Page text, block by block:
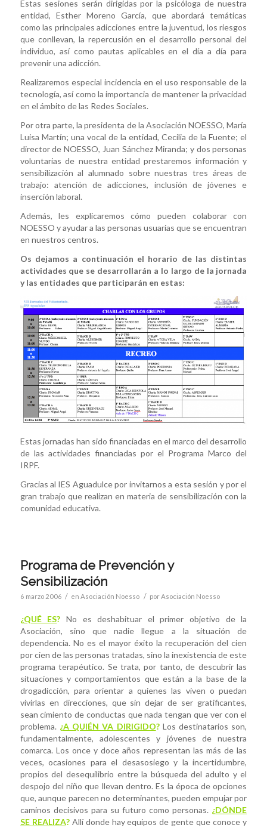
Estas sesiones serán dirigidas por la psicóloga de nuestra
entidad, Esther Moreno García, que abordará temáticas
como las principales adicciones entre la juventud, los riesgos
que conllevan, la repercusión en el desarrollo personal del
individuo, así como pautas aplicables en el día a día para
prevenir una adicción.
Realizaremos especial incidencia en el uso responsable de la
tecnología, así como la importancia de mantener la privacidad
en el ámbito de las Redes Sociales.
Por otra parte, la presidenta de la Asociación NOESSO, María
Luisa Martín; una vocal de la entidad, Cecilia de la Fuente; el
director de NOESSO, Juan Sánchez Miranda; y dos personas
voluntarias de nuestra entidad prestaremos información y
sensibilización al alumnado sobre nuestras tres áreas de
trabajo: atención de adicciones, inclusión de jóvenes e
inserción laboral.
Además, les explicaremos cómo pueden colaborar con
NOESSO y ayudar a las personas usuarias que se encuentran
en nuestros centros.
Os dejamos a continuación el horario de las distintas
actividades que se desarrollarán a lo largo de la jornada
y las entidades que participarán en estas:
Estas jornadas han sido financiadas en el marco del desarrollo
de las actividades financiadas por el Programa Marco del
IRPF.
Gracias al IES Aguadulce por invitarnos a esta sesión y por el
gran trabajo que realizan en materia de sensibilización con la
comunidad educativa.
Programa de Prevención y
Sensibilización
6 marzo 2006 / en Asociación Noesso / porAsociación Noesso
¿QUÉ ES? No es deshabituar el primer objetivo de la
Asociación, sino que nadie llegue a la situación de
dependencia. No es el mayor éxito la recuperación del cien
por cien de las personas tratadas, sino la inexistencia de este
programa terapéutico. Se trata, por tanto, de descubrir las
situaciones y comportamientos que están a la base de la
drogadicción, para orientar a quienes las viven o puedan
vivirlas en direcciones, que sin dejar de ser gratificantes,
sean cimiento de conductas que nada tengan que ver con el
problema. ¿A QUIÉN VA DIRIGIDO?Los destinatarios son,
fundamentalmente, adolescentes y jóvenes de nuestra
comarca. Los once y doce años representan las más de las
veces, ocasiones para el desasosiego y la incertidumbre,
propios del desequilibrio entre la búsqueda del adulto y el
despojo del niño que llevan dentro. Es la época de opciones
que, aunque parecen no determinantes, pueden empujar por
caminos decisivos para su futuro como personas. ¿DÓNDE
SE REALIZA?Allí donde hay equipos de gente que conoce y